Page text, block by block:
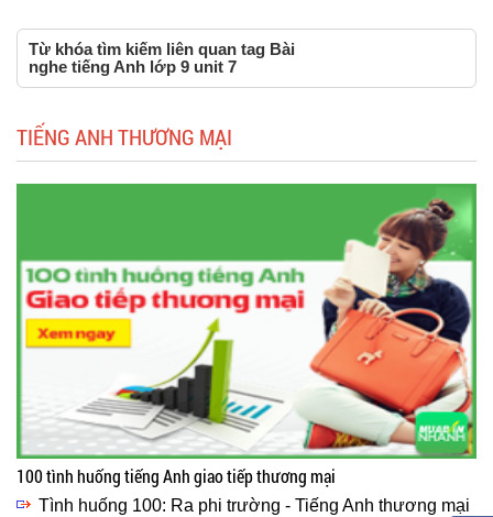
Từ khóa tìm kiếm liên quan tag Bài
nghe tiếng Anh lớp 9 unit 7
TIẾNG ANH THƯƠNG MẠI
100 tình huống tiếng Anh giao tiếp thương mại
Tình huống 100: Ra phi trường - Tiếng Anh thương mại